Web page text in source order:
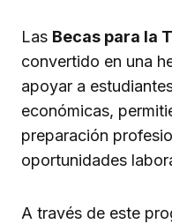
Las Becas para la
convertido en una
apoyar a
económicas,
preparación
oportunidades
A través de este